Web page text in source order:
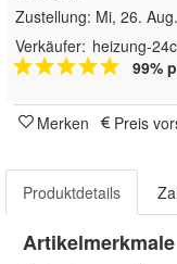
Zustellung: Mi, 26.
Verkäufer: heizung-
99%
Merken Preis
Produktdetails
Artikelmerkmale